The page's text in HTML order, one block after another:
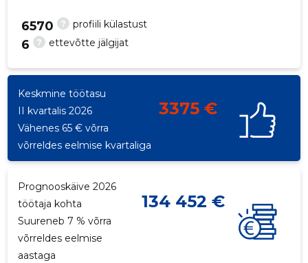
? profiili külastust
6570
? ettevõtte jälgijat
6
Keskmine töötasu
II kvartalis 2026
3375 €
Vähenes 65 € võrra
võrreldes eelmise kvartaliga
Prognooskäive 2026
töötaja kohta
134 452 €
Suureneb 7 % võrra
võrreldes eelmise
aastaga